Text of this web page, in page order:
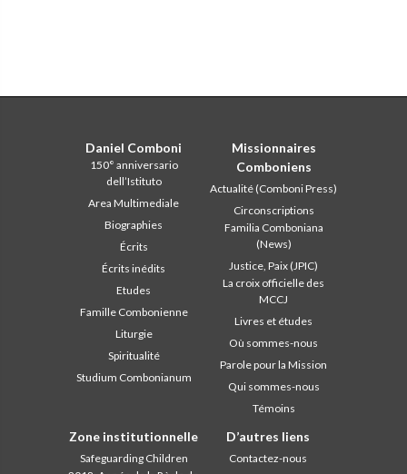
Daniel Comboni
150° anniversario
dell’Istituto
Area Multimediale
Biographies
Écrits
Écrits inédits
Etudes
Famille Combonienne
Liturgie
Spiritualité
Studium Combonianum
Missionnaires
Comboniens
Actualité (Comboni Press)
Circonscriptions
Familia Comboniana
(News)
Justice, Paix (JPIC)
La croix officielle des
MCCJ
Livres et études
Où sommes-nous
Parole pour la Mission
Qui sommes-nous
Témoins
Zone institutionnelle
Safeguarding Children
D’autres liens
Contactez-nous